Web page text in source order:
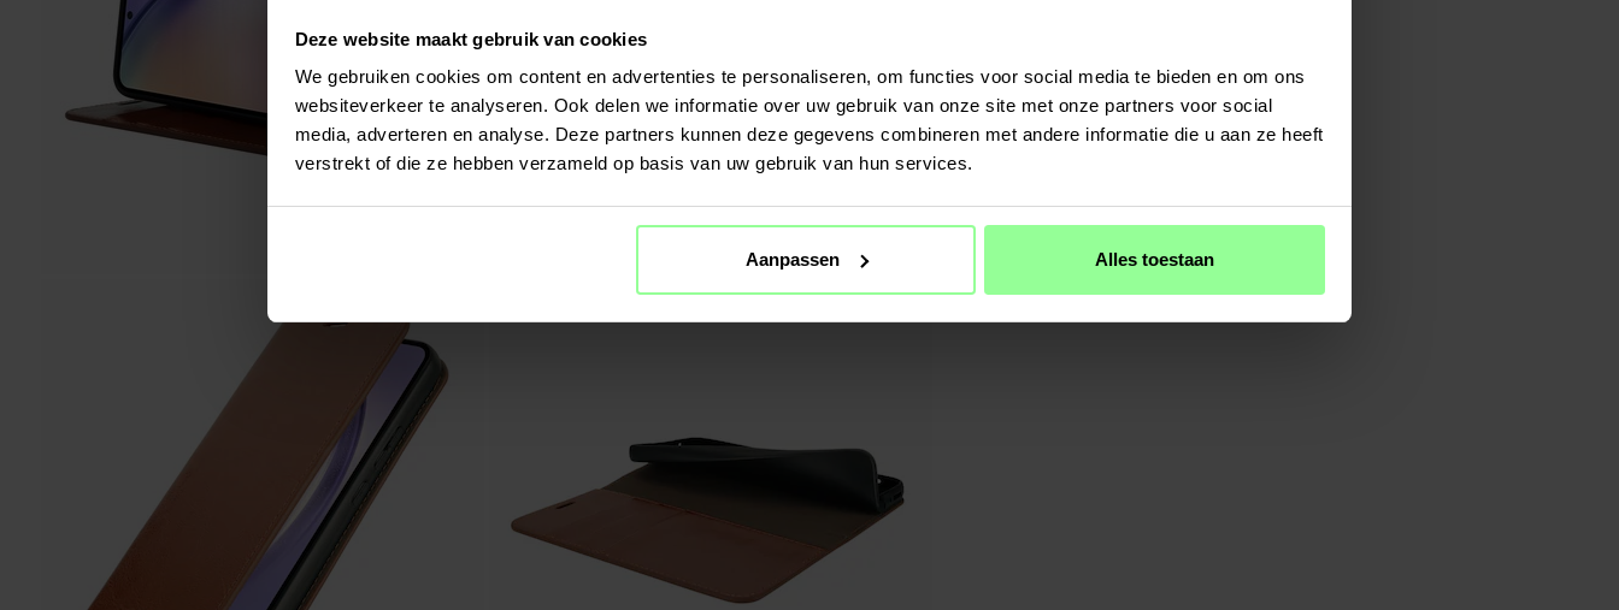
Deze website maakt gebruik van cookies
We gebruiken cookies om content en advertenties te personaliseren, om functies voor social media te bieden en om ons
websiteverkeer te analyseren. Ook delen we informatie over uw gebruik van onze site met onze partners voor social
media, adverteren en analyse. Deze partners kunnen deze gegevens combineren met andere informatie die u aan ze heeft
verstrekt of die ze hebben verzameld op basis van uw gebruik van hun services.
Aanpassen Alles toestaan